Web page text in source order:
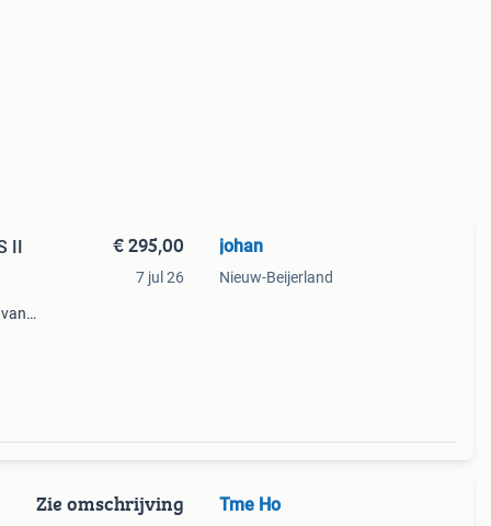
II € 295,00
7 jul 26
johan
Nieuw-Beijerland
Zie omschrijving Tme Ho